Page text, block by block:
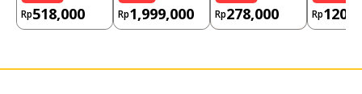
Rp518,000 Rp1,999,000 Rp278,000 Rp